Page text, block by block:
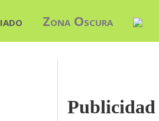
Zona Oscura
Publicidad